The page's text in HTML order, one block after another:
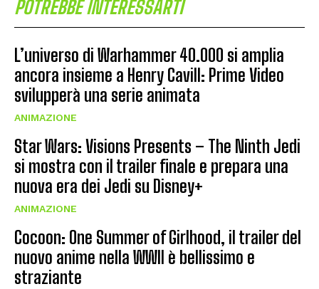
POTREBBE INTERESSARTI
L’universo di Warhammer 40.000 si amplia
ancora insieme a Henry Cavill: Prime Video
svilupperà una serie animata
ANIMAZIONE
Star Wars: Visions Presents – The Ninth Jedi
si mostra con il trailer finale e prepara una
nuova era dei Jedi su Disney+
ANIMAZIONE
Cocoon: One Summer of Girlhood, il trailer del
nuovo anime nella WWII è bellissimo e
straziante